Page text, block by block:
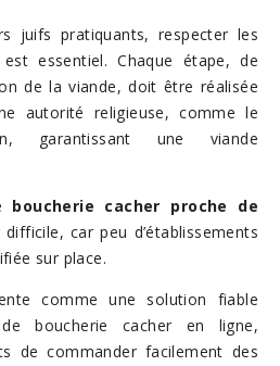
juifs pratiquants, respecter les
essentiel. Chaque étape, de
de la viande, doit être réalisée
autorité religieuse, comme le
garantissant une viande
boucherie cacher proche de
difficile, car peu d’établissements
sur place.
comme une solution fiable
boucherie cacher en ligne,
de commander facilement des